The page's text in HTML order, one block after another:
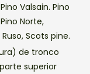
Valsain. Pino
Norte,
Scots pine.
de tronco
superior